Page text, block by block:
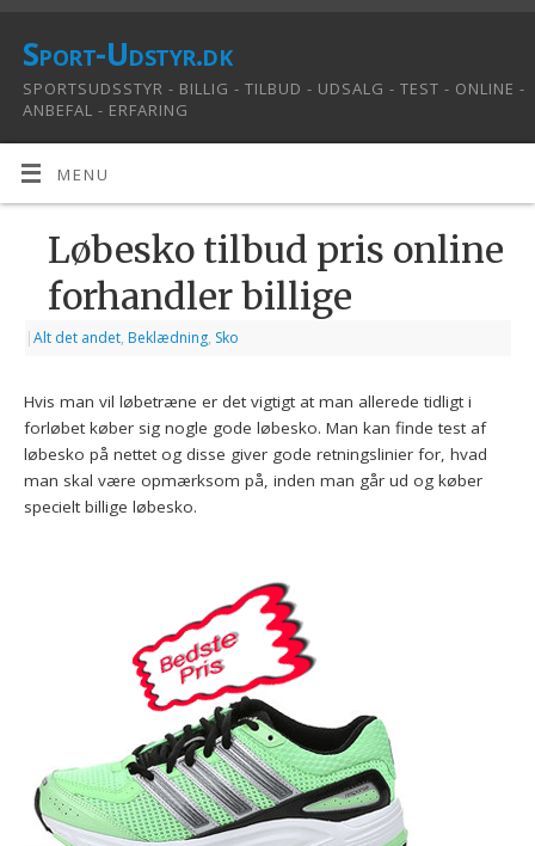
Sport-Udstyr.dk
SPORTSUDSSTYR - BILLIG - TILBUD - UDSALG - TEST - ONLINE -
ANBEFAL - ERFARING
MENU
Løbesko tilbud pris online
forhandler billige
|Alt det andet, Beklædning, Sko
Hvis man vil løbetræne er det vigtigt at man allerede tidligt i
forløbet køber sig nogle gode løbesko. Man kan finde test af
løbesko på nettet og disse giver gode retningslinier for, hvad
man skal være opmærksom på, inden man går ud og køber
specielt billige løbesko.